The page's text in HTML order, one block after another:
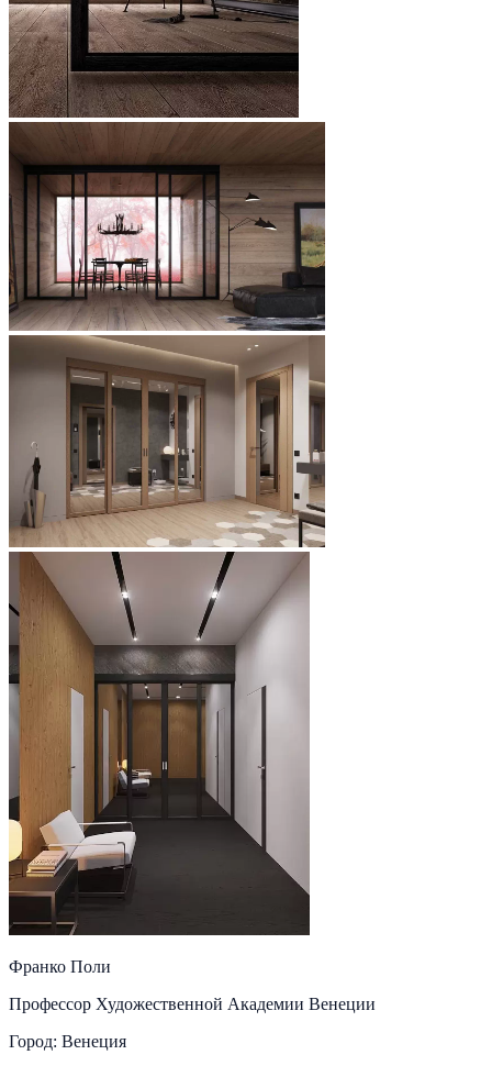
Франко Поли
Профессор Художественной Академии Венеции
Город: Венеция